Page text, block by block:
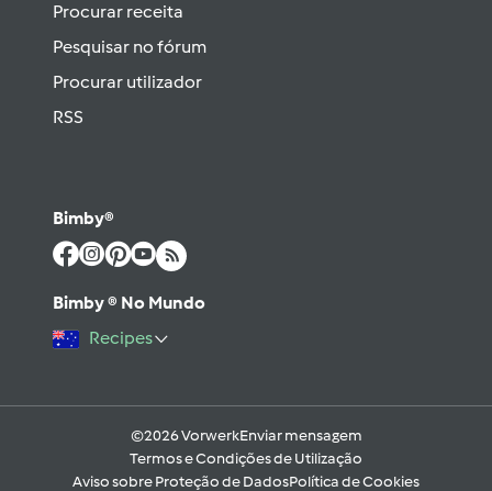
Procurar receita
Pesquisar no fórum
Procurar utilizador
RSS
Bimby®
Bimby ® No Mundo
Recipes
©2026 VorwerkEnviar mensagem
Termos e Condições de Utilização
Aviso sobre Proteção de DadosPolítica de Cookies